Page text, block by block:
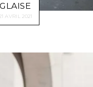
AVRIL 2021